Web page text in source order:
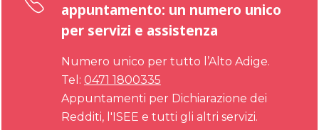
appuntamento: un numero unico
per servizi e assistenza
Numero unico per tutto l’Alto Adige.
Tel: 0471 1800335
Appuntamenti per Dichiarazione dei
Redditi, l'ISEE e tutti gli altri servizi.